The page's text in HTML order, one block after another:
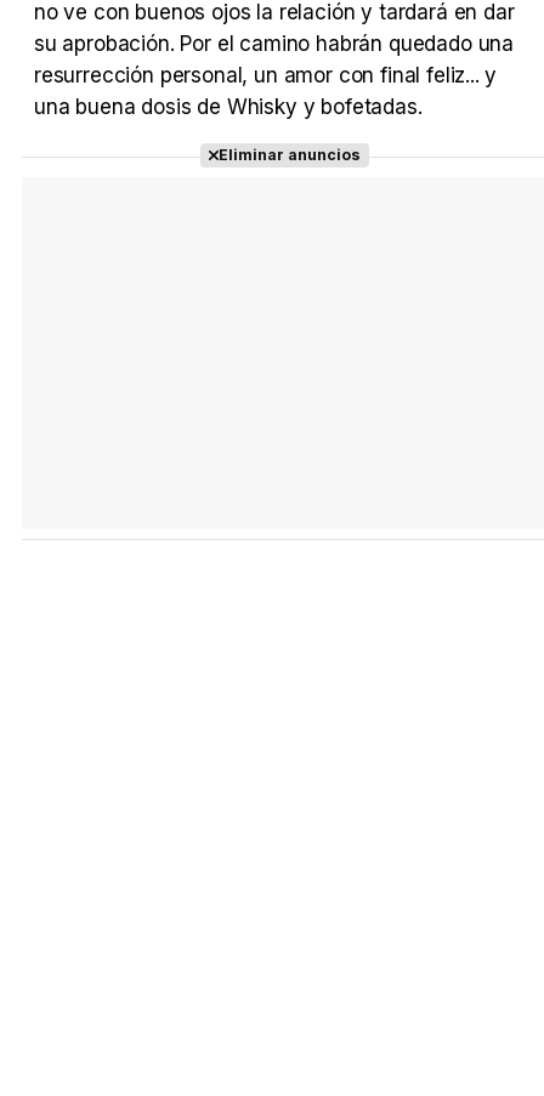
Tráiler Oficial en VOSE 'The Audacity'
Tráiler en español 'Outcome' (2026)
no ve con buenos ojos la relación y tardará en dar
su aprobación. Por el camino habrán quedado una
resurrección personal, un amor con final feliz... y
una buena dosis de Whisky y bofetadas.
Eliminar anuncios